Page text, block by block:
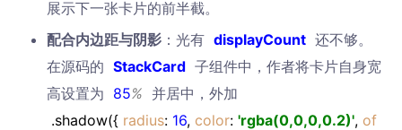
展示下一张卡片的前半截。
配合内边距与阴影 ：光有 displayCount 还不够。
在源码的 StackCard 子组件中，作者将卡片自身宽
高设置为 85% 并居中，外加
.shadow({ radius: 16, color: 'rgba(0,0,0,0.2)', of